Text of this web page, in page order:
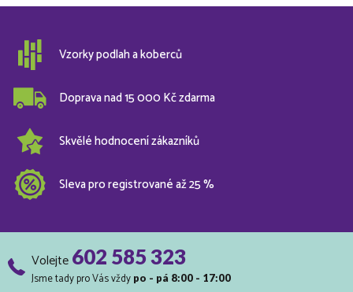
Vzorky podlah a koberců
Doprava nad 15 000 Kč zdarma
Skvělé hodnocení zákazníků
Sleva pro registrované až 25 %
Volejte602 585 323
Jsme tady pro Vás vždy po - pá 8:00 - 17:00